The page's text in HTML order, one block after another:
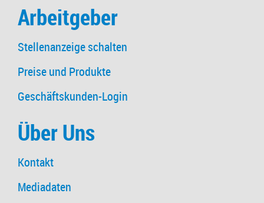
Arbeitgeber
Stellenanzeige schalten
Preise und Produkte
Geschäftskunden-Login
Über Uns
Kontakt
Mediadaten